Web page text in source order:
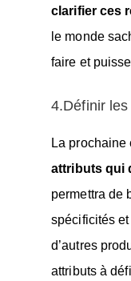
clarifier ces
le monde
faire et
4.Définir
La prochaine
attributs qui
permettra de
spécificités
d’autres
attributs à